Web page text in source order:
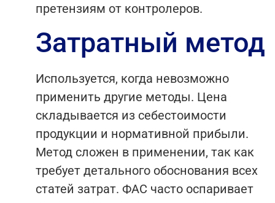
претензиям от контролеров.
Затратный метод
Используется, когда невозможно
применить другие методы. Цена
складывается из себестоимости
продукции и нормативной прибыли.
Метод сложен в применении, так как
требует детального обоснования всех
статей затрат. ФАС часто оспаривает